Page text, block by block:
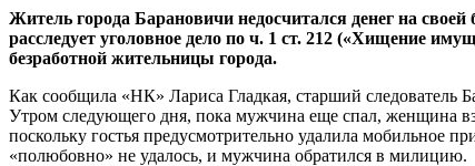
Житель города Барановичи недосчитался денег на
расследует уголовное дело по ч. 1 ст. 212 («Хищение
безработной жительницы города.
Как сообщила «НК» Лариса Гладкая, старший следователь
Утром следующего дня, пока мужчина еще спал, женщина
поскольку гостья предусмотрительно удалила мобильное
«полюбовно» не удалось, и мужчина обратился в милицию.